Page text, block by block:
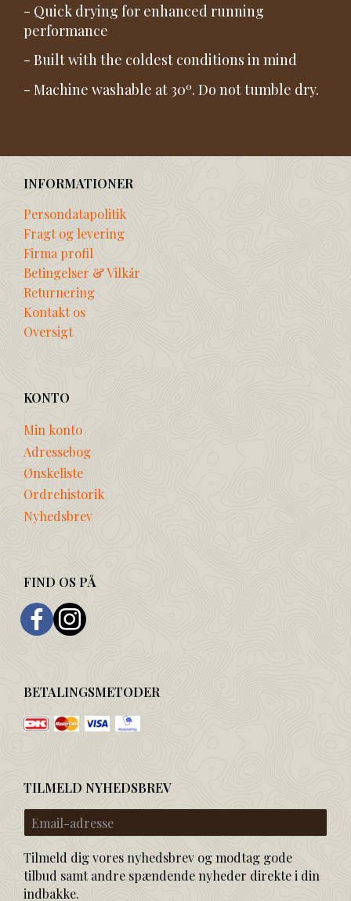
- Quick drying for enhanced running
performance
- Built with the coldest conditions in mind
- Machine washable at 30º. Do not tumble dry.
INFORMATIONER
Persondatapolitik
Fragt og levering
Firma profil
Betingelser & Vilkår
Returnering
Kontakt os
Oversigt
KONTO
Min konto
Adressebog
Ønskeliste
Ordrehistorik
Nyhedsbrev
FIND OS PÅ
BETALINGSMETODER
TILMELD NYHEDSBREV
Email-
adresse
Tilmeld dig vores nyhedsbrev og modtag gode
tilbud samt andre spændende nyheder direkte i din
indbakke.